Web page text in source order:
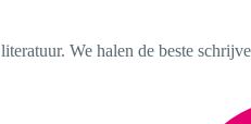
We halen de beste